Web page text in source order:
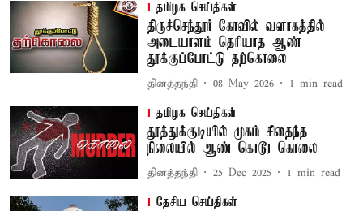
தமிழக செய்திகள்
திருச்செந்தூர் கோவில் வளாகத்தில்
அடையாளம் தெரியாத ஆண்
தூக்குப்போட்டு தற்கொலை
தினத்தந்தி 08 May 2026 1 min read
தமிழக செய்திகள்
தூத்துக்குடியில் முகம் சிதைந்த
நிலையில் ஆண் கொடூர கொலை
தினத்தந்தி 25 Dec 2025 1 min read
தேசிய செய்திகள்